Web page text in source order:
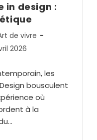
in design :
de vivre
2026
les
bousculent
où
à la